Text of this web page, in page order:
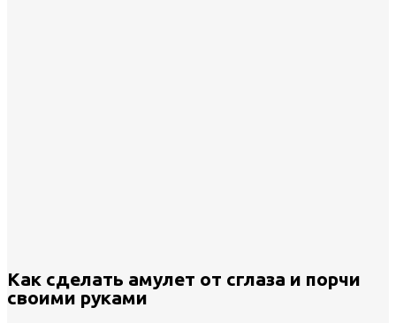
Как сделать амулет от сглаза и порчи
своими руками